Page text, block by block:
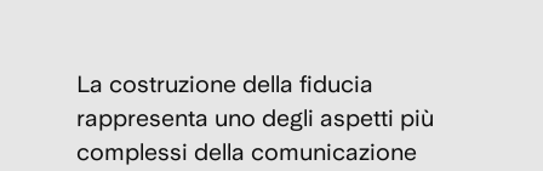
La costruzione della fiducia
rappresenta uno degli aspetti più
complessi della comunicazione